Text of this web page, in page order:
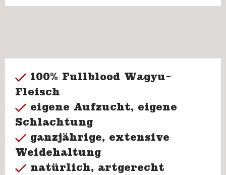
100% Fullblood Wagyu-
Fleisch
eigene Aufzucht, eigene
Schlachtung
ganzjährige, extensive
Weidehaltung
natürlich, artgerecht